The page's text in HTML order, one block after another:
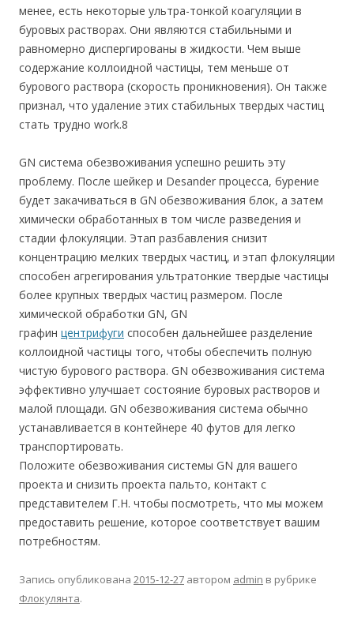
менее, есть некоторые ультра-тонкой коагуляции в
буровых растворах. Они являются стабильными и
равномерно диспергированы в жидкости. Чем выше
содержание коллоидной частицы, тем меньше от
бурового раствора (скорость проникновения). Он также
признал, что удаление этих стабильных твердых частиц
стать трудно work.8
GN система обезвоживания успешно решить эту
проблему. После шейкер и Desander процесса, бурение
будет закачиваться в GN обезвоживания блок, а затем
химически обработанных в том числе разведения и
стадии флокуляции. Этап разбавления снизит
концентрацию мелких твердых частиц, и этап флокуляции
способен агрегирования ультратонкие твердые частицы
более крупных твердых частиц размером. После
химической обработки GN, GN
графин центрифуги способен дальнейшее разделение
коллоидной частицы того, чтобы обеспечить полную
чистую бурового раствора. GN обезвоживания система
эффективно улучшает состояние буровых растворов и
малой площади. GN обезвоживания система обычно
устанавливается в контейнере 40 футов для легко
транспортировать.
Положите обезвоживания системы GN для вашего
проекта и снизить проекта пальто, контакт с
представителем Г.Н. чтобы посмотреть, что мы можем
предоставить решение, которое соответствует вашим
потребностям.
Запись опубликована 2015-12-27 автором admin в рубрике
Флокулянта.